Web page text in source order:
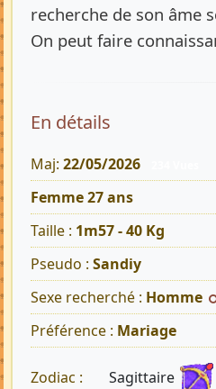
recherche de son âme
On peut faire
En détails
Maj: 22/05/2026
Femme 27 ans
Taille : 1m57 - 40 Kg
Pseudo : Sandiy
Sexe recherché : Homme
Préférence : Mariage
Zodiac : Sagittaire